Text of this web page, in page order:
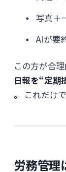
写真＋
AIが要
この方が合
日報を“定期
。
これだけ
労務管理